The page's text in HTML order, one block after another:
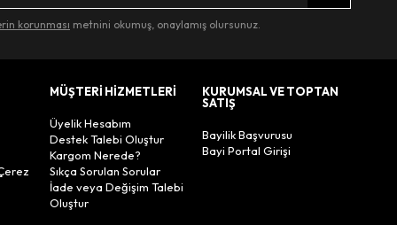
korunması metnini okumuş, onaylamış olursunuz.
MÜŞTERİ HİZMETLERİ
Üyelik Hesabım
Destek Talebi Oluştur
Kargom Nerede?
Sıkça Sorulan Sorular
İade veya Değişim Talebi
Oluştur
KURUMSAL VE TOPTAN
SATIŞ
Bayilik Başvurusu
Bayi Portal Girişi